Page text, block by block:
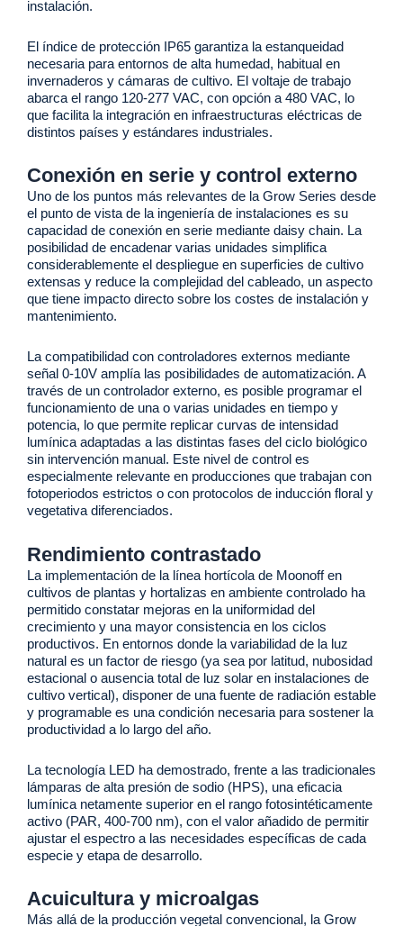
instalación.
El índice de protección IP65 garantiza la estanqueidad
necesaria para entornos de alta humedad, habitual en
invernaderos y cámaras de cultivo. El voltaje de trabajo
abarca el rango 120-277 VAC, con opción a 480 VAC, lo
que facilita la integración en infraestructuras eléctricas de
distintos países y estándares industriales.
Conexión en serie y control externo
Uno de los puntos más relevantes de la Grow Series desde
el punto de vista de la ingeniería de instalaciones es su
capacidad de conexión en serie mediante daisy chain. La
posibilidad de encadenar varias unidades simplifica
considerablemente el despliegue en superficies de cultivo
extensas y reduce la complejidad del cableado, un aspecto
que tiene impacto directo sobre los costes de instalación y
mantenimiento.
La compatibilidad con controladores externos mediante
señal 0-10V amplía las posibilidades de automatización. A
través de un controlador externo, es posible programar el
funcionamiento de una o varias unidades en tiempo y
potencia, lo que permite replicar curvas de intensidad
lumínica adaptadas a las distintas fases del ciclo biológico
sin intervención manual. Este nivel de control es
especialmente relevante en producciones que trabajan con
fotoperiodos estrictos o con protocolos de inducción floral y
vegetativa diferenciados.
Rendimiento contrastado
La implementación de la línea hortícola de Moonoff en
cultivos de plantas y hortalizas en ambiente controlado ha
permitido constatar mejoras en la uniformidad del
crecimiento y una mayor consistencia en los ciclos
productivos. En entornos donde la variabilidad de la luz
natural es un factor de riesgo (ya sea por latitud, nubosidad
estacional o ausencia total de luz solar en instalaciones de
cultivo vertical), disponer de una fuente de radiación estable
y programable es una condición necesaria para sostener la
productividad a lo largo del año.
La tecnología LED ha demostrado, frente a las tradicionales
lámparas de alta presión de sodio (HPS), una eficacia
lumínica netamente superior en el rango fotosintéticamente
activo (PAR, 400-700 nm), con el valor añadido de permitir
ajustar el espectro a las necesidades específicas de cada
especie y etapa de desarrollo.
Acuicultura y microalgas
Más allá de la producción vegetal convencional, la Grow